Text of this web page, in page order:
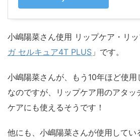
小嶋陽菜さん使用 リップケア・リ
ガ セルキュア4T PLUS 」です。
小嶋陽菜さんが、もう10年ほど使
なのですが、リップケア用のアタ
ケアにも使えるそうです！
他にも、小嶋陽菜さんが使用してい